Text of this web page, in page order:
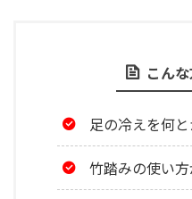
こん
足の冷えを何
竹踏みの使い